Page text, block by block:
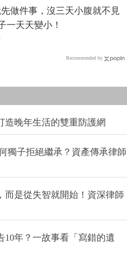
做件事，沒三天小腹就不見
一天天變小！
Recommended by
造晚年生活的雙重防護網
獨子拒絕繼承？資產傳承律師
而是從失智就開始！資深律師
10年？一故事看「寫錯的遺